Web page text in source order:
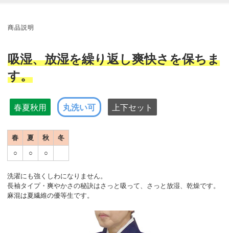
商品説明
吸湿、放湿を繰り返し爽快さを保ちま
す。
春夏秋用 丸洗い可 上下セット
春 夏 秋
冬
○
○ ○
洗濯にも強くしわになりません。
長袖タイプ・爽やかさの秘訣はさっと吸って、さっと放湿、乾燥です。
麻混は夏繊維の優等生です。